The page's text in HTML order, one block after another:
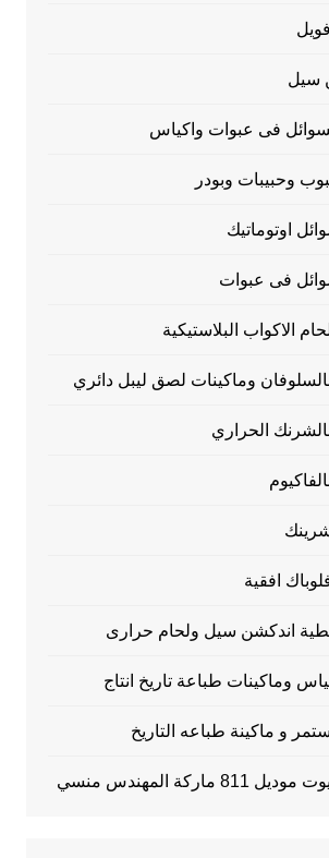
سيل
فى عبوات واكياس
وحبيبات وبودر
اوتوماتيك
فى عبوات
الاكواب البلاستيكية
وماكينات لصق ليبل دائري
الحراري
افقية
اندكشن سيل ولحام حرارى
وماكينات طباعة تاريخ انتاج
و ماكينة طباعه التاريخ
المهندس منسي